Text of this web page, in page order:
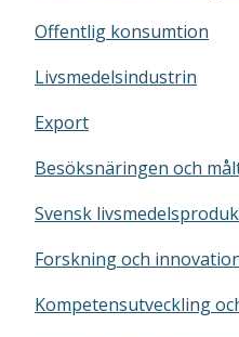
Offentlig konsumtion
Livsmedelsindustrin
Export
Besöksnäringen och
Svensk
Forskning och
Kompetensutveckling